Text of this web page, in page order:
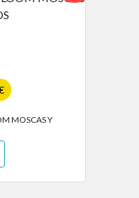
MOSCAS Y